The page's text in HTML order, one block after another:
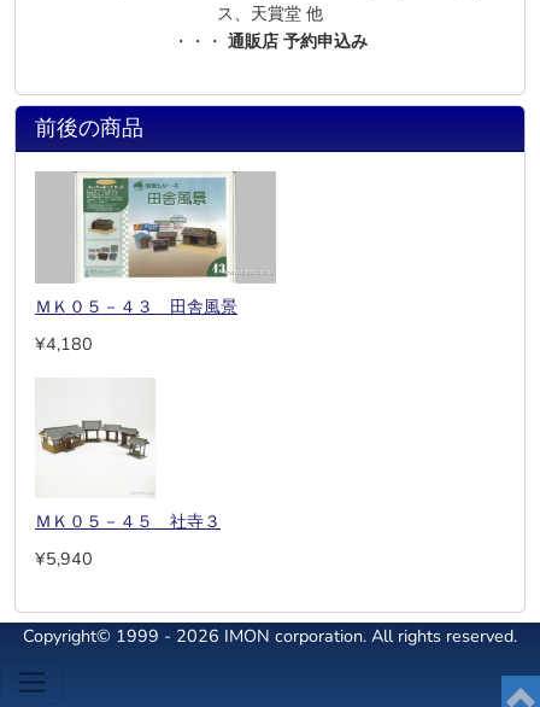
ス、天賞堂 他
・・・ 通販店 予約申込み
前後の商品
ＭＫ０５－４３ 田舎風景
¥4,180
ＭＫ０５－４５ 社寺３
¥5,940
Copyright© 1999 - 2026 IMON corporation. All rights reserved.